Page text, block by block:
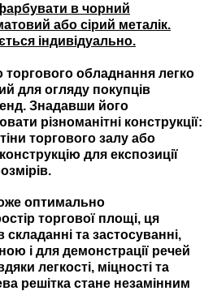
в чорний
або сірий металік.
індивідуально.
обладнання легко
для огляду покупців
Знадавши його
різноманітні конструкції:
торгового залу або
для експозиції
оптимально
торгової площі, ця
складанні та застосуванні,
і для демонстрації речей
легкості, міцності та
решітка стане незамінним